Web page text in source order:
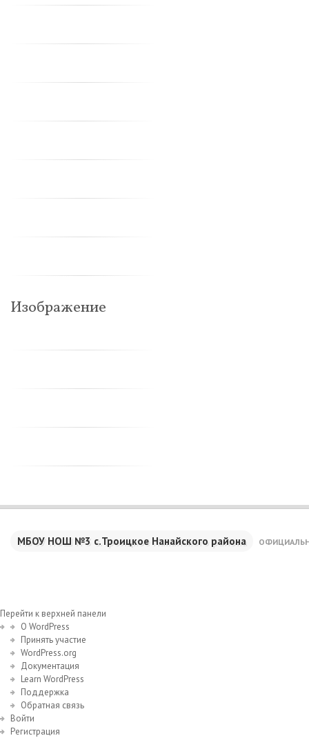
Изображение
МБОУ НОШ №3 с.Троицкое Нанайского района
Перейти к верхней панели
О WordPress
Принять участие
WordPress.org
Документация
Learn WordPress
Поддержка
Обратная связь
Войти
Регистрация